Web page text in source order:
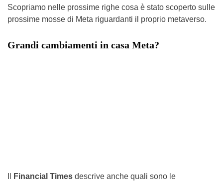
Scopriamo nelle prossime righe cosa è stato scoperto sulle
prossime mosse di Meta riguardanti il proprio metaverso.
Grandi cambiamenti in casa Meta?
Financial Times descrive anche quali sono le